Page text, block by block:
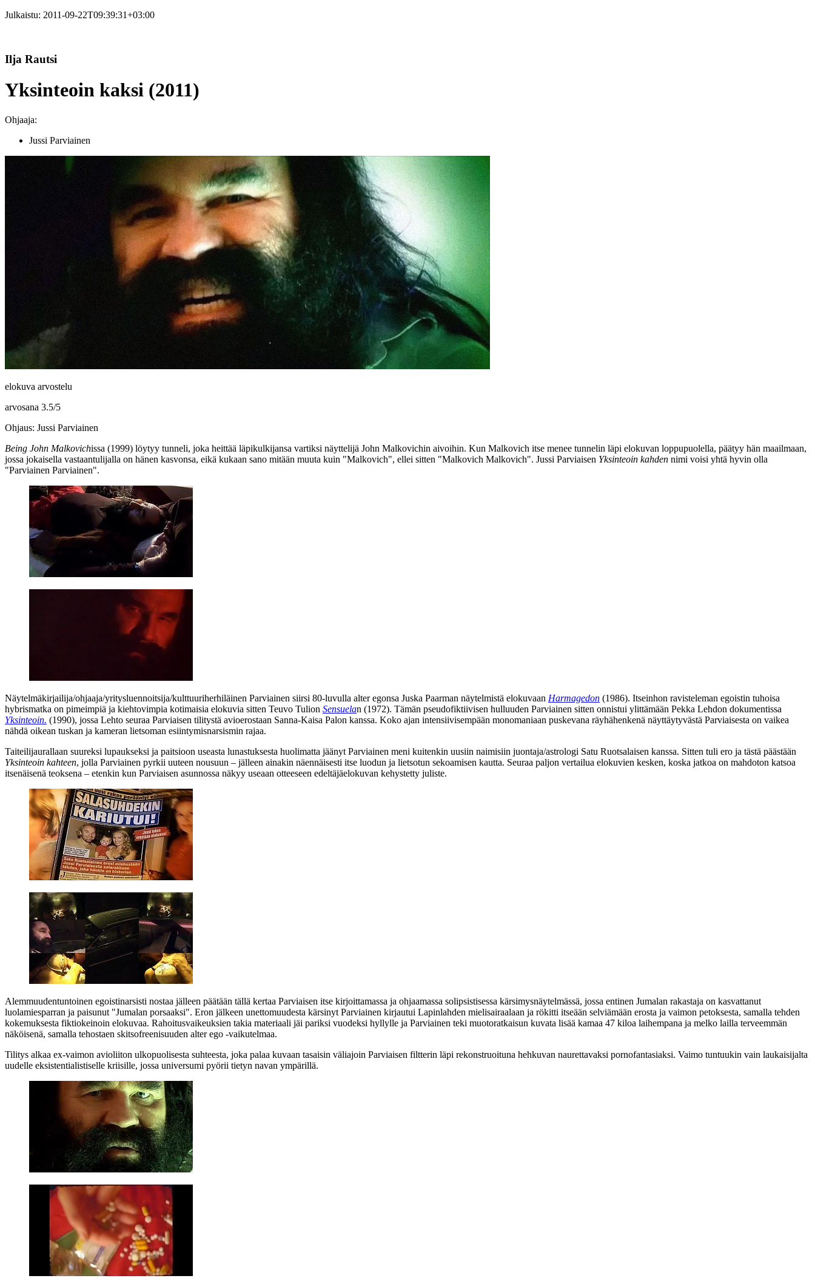
Julkaistu: 2011-09-22T09:39:31+03:00
Ilja Rautsi
Yksinteoin kaksi (2011)
Ohjaaja:
Jussi Parviainen
elokuva arvostelu
arvosana 3.5/5
Ohjaus: Jussi Parviainen
Being John Malkovichissa (1999) löytyy tunneli, joka heittää läpikulkijansa vartiksi näyttelijä John Malkovichin aivoihin. Kun Malkovich itse menee tunnelin läpi elokuvan loppupuolella, päätyy hän maailmaan,
jossa jokaisella vastaantulijalla on hänen kasvonsa, eikä kukaan sano mitään muuta kuin "Malkovich", ellei sitten "Malkovich Malkovich". Jussi Parviaisen Yksinteoin kahden nimi voisi yhtä hyvin olla
"Parviainen Parviainen".
Näytelmäkirjailija/ohjaaja/yritysluennoitsija/kulttuuriherhiläinen Parviainen siirsi 80‑luvulla alter egonsa Juska Paarman näytelmistä elokuvaan Harmagedon (1986). Itseinhon ravisteleman egoistin tuhoisa
hybrismatka on pimeimpiä ja kiehtovimpia kotimaisia elokuvia sitten Teuvo Tulion Sensuelan (1972). Tämän pseudofiktiivisen hulluuden Parviainen sitten onnistui ylittämään Pekka Lehdon dokumentissa
Yksinteoin. (1990), jossa Lehto seuraa Parviaisen tilitystä avioerostaan Sanna-Kaisa Palon kanssa. Koko ajan intensiivisempään monomaniaan puskevana räyhähenkenä näyttäytyvästä Parviaisesta on vaikea
nähdä oikean tuskan ja kameran lietsoman esiintymisnarsismin rajaa.
Taiteilijaurallaan suureksi lupaukseksi ja paitsioon useasta lunastuksesta huolimatta jäänyt Parviainen meni kuitenkin uusiin naimisiin juontaja/astrologi Satu Ruotsalaisen kanssa. Sitten tuli ero ja tästä päästään
Yksinteoin kahteen, jolla Parviainen pyrkii uuteen nousuun – jälleen ainakin näennäisesti itse luodun ja lietsotun sekoamisen kautta. Seuraa paljon vertailua elokuvien kesken, koska jatkoa on mahdoton katsoa
itsenäisenä teoksena – etenkin kun Parviaisen asunnossa näkyy useaan otteeseen edeltäjäelokuvan kehystetty juliste.
Alemmuudentuntoinen egoistinarsisti nostaa jälleen päätään tällä kertaa Parviaisen itse kirjoittamassa ja ohjaamassa solipsistisessa kärsimysnäytelmässä, jossa entinen Jumalan rakastaja on kasvattanut
luolamiesparran ja paisunut "Jumalan porsaaksi". Eron jälkeen unettomuudesta kärsinyt Parviainen kirjautui Lapinlahden mielisairaalaan ja rökitti itseään selviämään erosta ja vaimon petoksesta, samalla tehden
kokemuksesta fiktiokeinoin elokuvaa. Rahoitusvaikeuksien takia materiaali jäi pariksi vuodeksi hyllylle ja Parviainen teki muotoratkaisun kuvata lisää kamaa 47 kiloa laihempana ja melko lailla terveemmän
näköisenä, samalla tehostaen skitsofreenisuuden alter ego ‑vaikutelmaa.
Tilitys alkaa ex‑vaimon avioliiton ulkopuolisesta suhteesta, joka palaa kuvaan tasaisin väliajoin Parviaisen filtterin läpi rekonstruoituna hehkuvan naurettavaksi pornofantasiaksi. Vaimo tuntuukin vain laukaisijalta
uudelle eksistentialistiselle kriisille, jossa universumi pyörii tietyn navan ympärillä.